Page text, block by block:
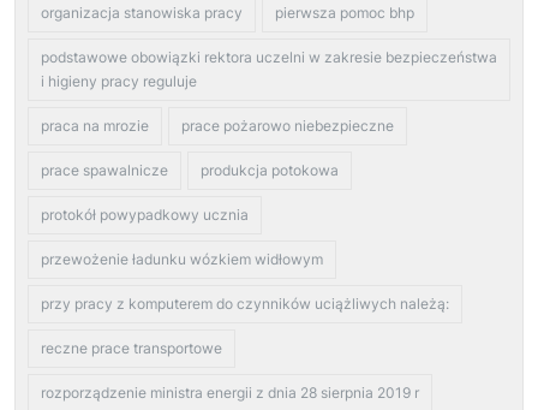
organizacja stanowiska pracy pierwsza pomoc bhp
podstawowe obowiązki rektora uczelni w zakresie bezpieczeństwa
i higieny pracy reguluje
praca na mrozie prace pożarowo niebezpieczne
prace spawalnicze produkcja potokowa
protokół powypadkowy ucznia
przewożenie ładunku wózkiem widłowym
przy pracy z komputerem do czynników uciążliwych należą:
reczne prace transportowe
rozporządzenie ministra energii z dnia 28 sierpnia 2019 r